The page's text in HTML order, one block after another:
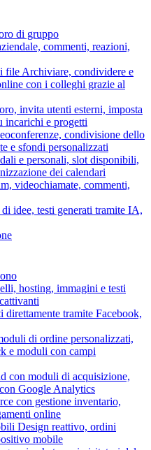
di gruppo
commenti, reazioni,
file Archiviare, condividere e
con i colleghi grazie al
invita utenti esterni, imposta
incarichi e progetti
condivisione dello
e sfondi personalizzati
e personali, slot disponibili,
dei calendari
videochiamate, commenti,
idee, testi generati tramite IA,
hosting, immagini e testi
direttamente tramite Facebook,
di ordine personalizzati,
e moduli con campi
con moduli di acquisizione,
Google Analytics
con gestione inventario,
online
Design reattivo, ordini
mobile